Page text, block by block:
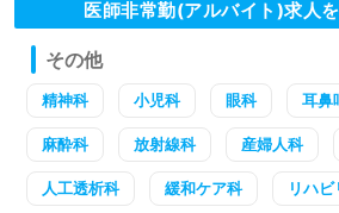
医師非常勤(アルバイト)求人
その他
精神科 小児科 眼科 耳鼻
麻酔科 放射線科 産婦人科
人工透析科 緩和ケア科 リハ